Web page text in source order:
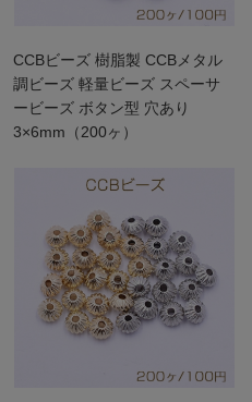
CCBビーズ 樹脂製 CCBメタル
調ビーズ 軽量ビーズ スペーサ
ービーズ ボタン型 穴あり
3×6mm（200ヶ）